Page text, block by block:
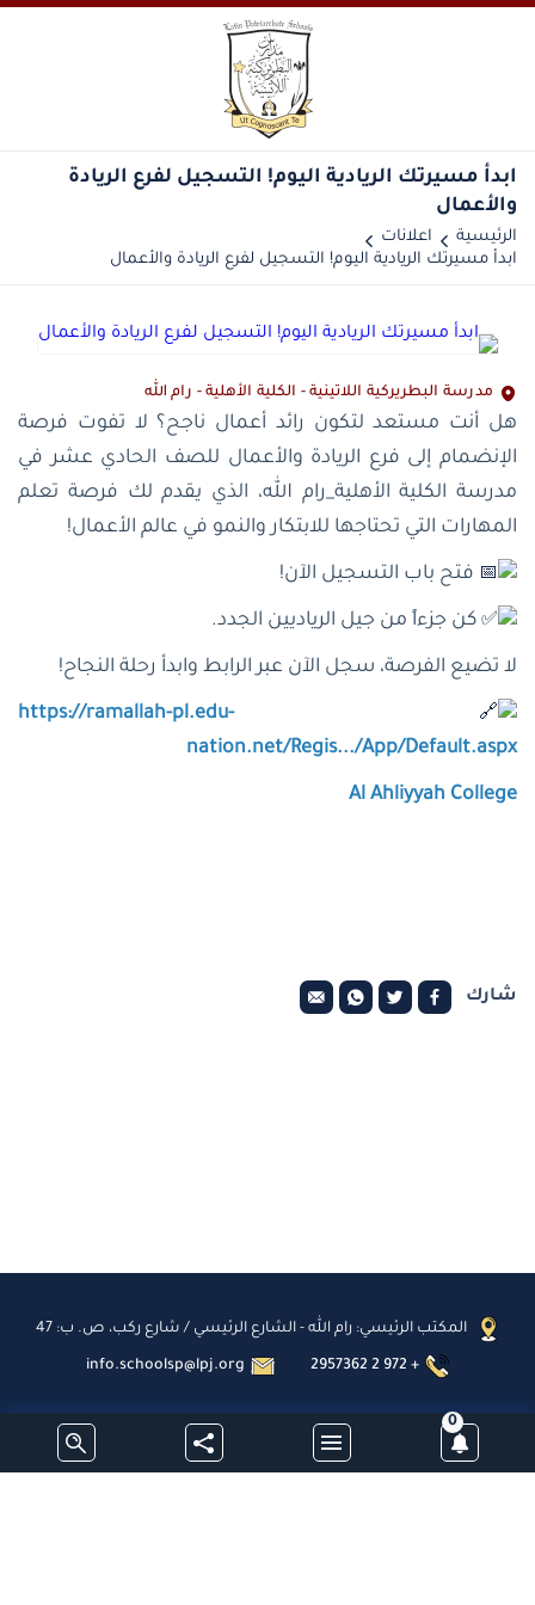
0
‎ابدأ مسيرتك الريادية اليوم! التسجيل لفرع الريادة
والأعمال
الرئيسية
اعلانات
مدرسة البطريركية اللاتينية - الكلية الأهلية - رام الله
هل أنت مستعد لتكون رائد أعمال ناجح؟ لا تفوت فرصة
الإنضمام إلى فرع الريادة والأعمال للصف الحادي عشر في
مدرسة الكلية الأهلية_رام الله، الذي يقدم لك فرصة تعلم
المهارات التي تحتاجها للابتكار والنمو في عالم الأعمال!
فتح باب التسجيل الآن!
كن جزءاً من جيل الرياديين الجدد.
لا تضيع الفرصة، سجل الآن عبر الرابط وابدأ رحلة النجاح!
https://ramallah-pl.edu-
nation.net/Regis.../App/Default.aspx
Al Ahliyyah College
شارك
المكتب الرئيسي: رام الله - الشارع الرئيسي / شارع ركب، ص. ب: 47
2957362 2 972 +
info.schoolsp@lpj.org
اشترك